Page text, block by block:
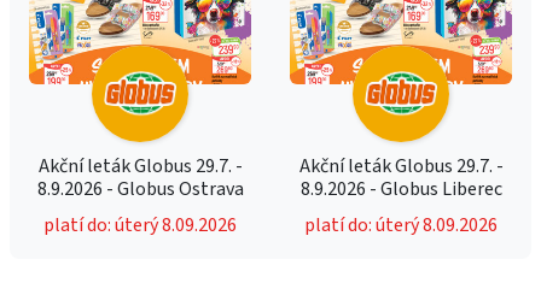
Akční leták Globus 29.7. -
8.9.2026 - Globus Ostrava
platí do: úterý 8.09.2026
Akční leták Globus 29.7. -
8.9.2026 - Globus Liberec
platí do: úterý 8.09.2026